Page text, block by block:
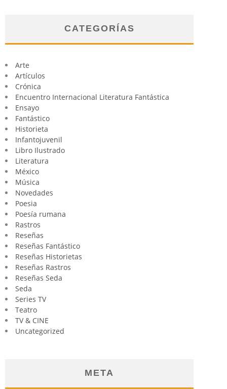
CATEGORÍAS
Arte
Artículos
Crónica
Encuentro Internacional Literatura Fantástica
Ensayo
Fantástico
Historieta
Infantojuvenil
Libro Ilustrado
Literatura
México
Música
Novedades
Poesia
Poesía rumana
Rastros
Reseñas
Reseñas Fantástico
Reseñas Historietas
Reseñas Rastros
Reseñas Seda
Seda
Series TV
Teatro
TV & CINE
Uncategorized
META